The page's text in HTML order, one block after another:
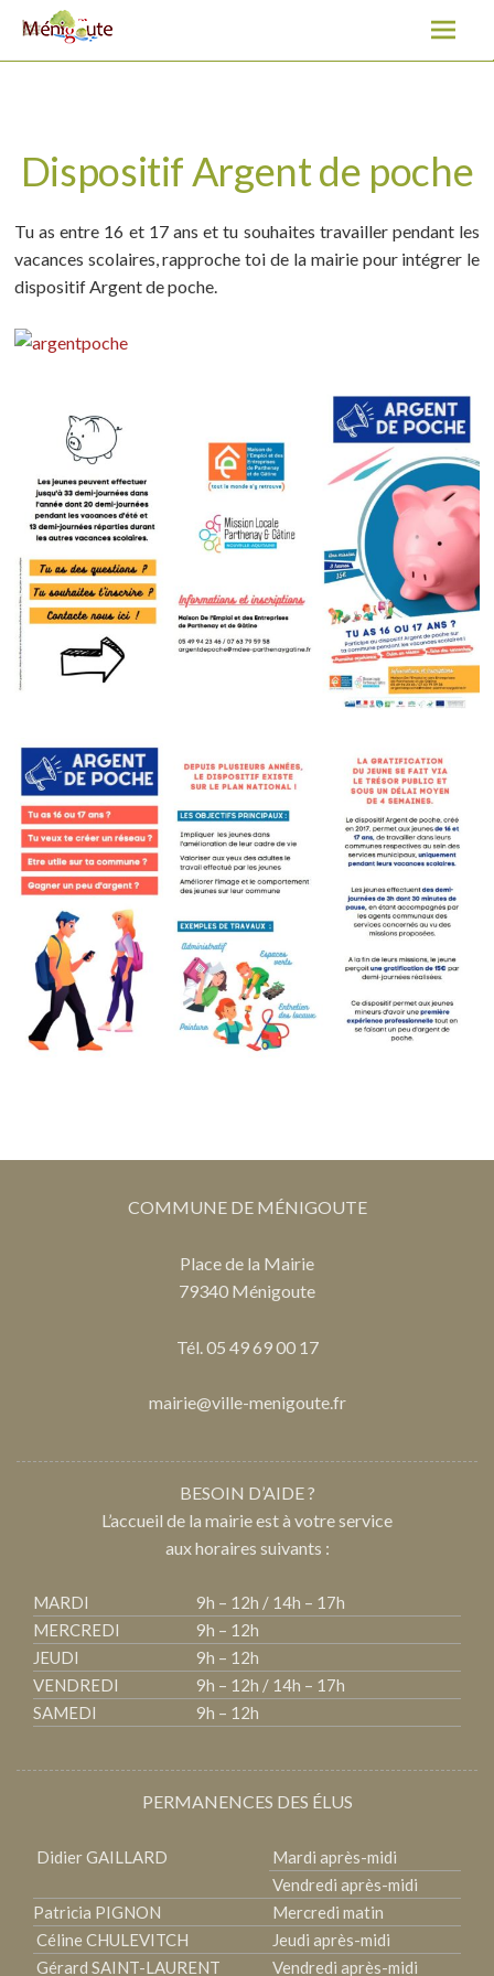
Dispositif Argent de poche
l
o
n
Dispositif Argent de poche
Tu as entre 16 et 17 ans et tu souhaites travailler pendant les
vacances scolaires, rapproche toi de la mairie pour intégrer le
dispositif Argent de poche.
COMMUNE DE MÉNIGOUTE
Place de la Mairie
79340 Ménigoute
Tél. 05 49 69 00 17
mairie@ville-menigoute.fr
BESOIN D’AIDE ?
L’accueil de la mairie est à votre service
aux horaires suivants :
MARDI
9h – 12h / 14h – 17h
MERCREDI
9h – 12h
JEUDI
9h – 12h
VENDREDI
9h – 12h / 14h – 17h
SAMEDI
9h – 12h
PERMANENCES DES ÉLUS
Didier GAILLARD
Mardi après-midi
Vendredi après-midi
Patricia PIGNON
Mercredi matin
Céline CHULEVITCH
Jeudi après-midi
Gérard SAINT-LAURENT
Vendredi après-midi